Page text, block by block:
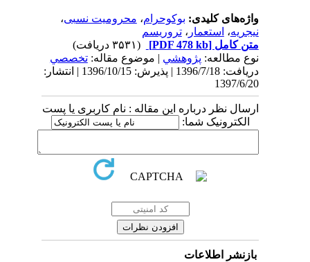
واژه‌های کلیدی:بوکوحرام ،محرومیت نسبی،
نیجریه،استعمار، تروریسم
متن کامل[PDF 478 kb]
نوع مطالعه:پژوهشي| موضوع مقاله:تخصصي
دریافت: 1396/7/18 | پذیرش: 1396/10/15 | انتشار:
1397/6/20
ارسال نظر درباره این مقاله : نام کاربری یا پست
الکترونیک شما:
بازنشر اطلاعات